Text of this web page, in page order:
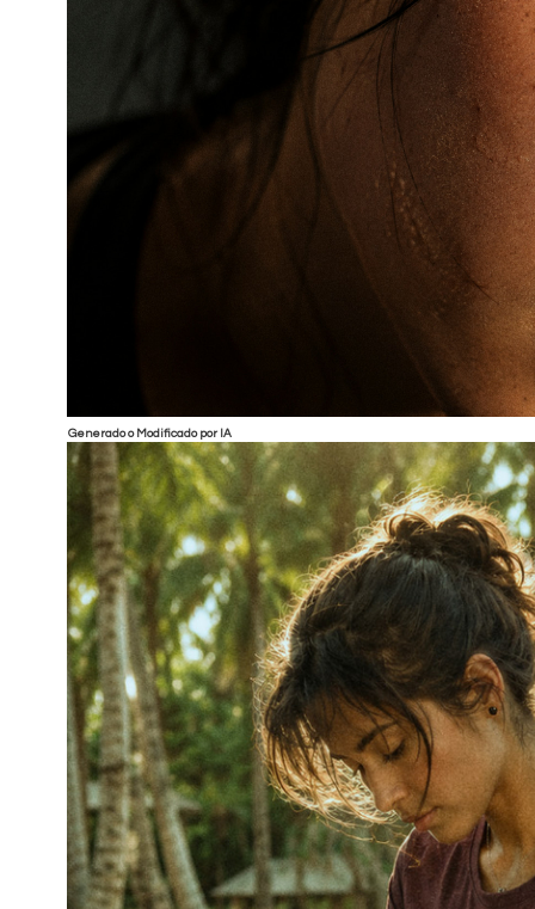
Generado o Modificado por IA